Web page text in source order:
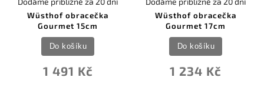
Wüsthof obracečka
Gourmet 15cm
1 491 Kč
Do košíku
Wüsthof obracečka
Gourmet 17cm
1 234 Kč
Do košíku